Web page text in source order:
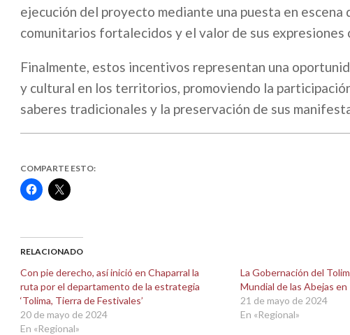
ejecución del proyecto mediante una puesta en
comunitarios fortalecidos y el valor de sus expresiones
Finalmente, estos incentivos representan una
y cultural en los territorios, promoviendo la
saberes tradicionales y la preservación de sus
COMPARTE ESTO:
Haz
clic
(Se
abre
una
ventana
nueva)
Haz
clic
(Se
abre
una
ventana
nueva)
RELACIONADO
Con pie derecho, así inició en Chaparral la
ruta por el departamento de la estrategia
‘Tolima, Tierra de Festivales’
20 de mayo de 2024
En «Regional»
La Gobernación del
Mundial de las Abejas
21 de mayo de 2024
En «Regional»